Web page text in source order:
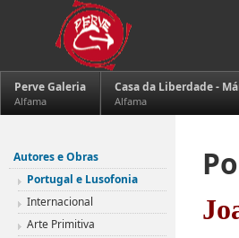
Perve Galeria
Alfama
Casa da Liberdade -
Alfama
Autores e Obras
Portugal e Lusofonia
Internacional
Arte Primitiva